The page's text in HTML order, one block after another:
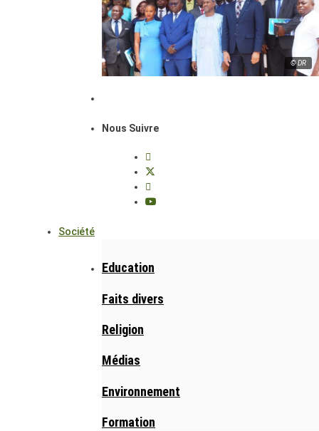
© DR
Nous Suivre
Société
Education
Faits divers
Religion
Médias
Environnement
Formation